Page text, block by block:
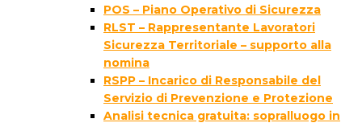
POS – Piano Operativo di Sicurezza
RLST – Rappresentante Lavoratori
Sicurezza Territoriale – supporto alla
nomina
RSPP – Incarico di Responsabile del
Servizio di Prevenzione e Protezione
Analisi tecnica gratuita: sopralluogo in